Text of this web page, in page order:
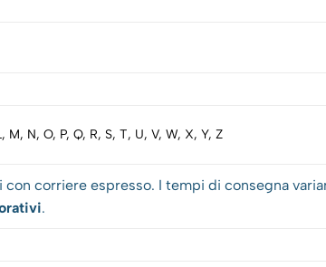
M, N, O, P, Q, R, S, T, U, V, W, X, Y, Z
corriere espresso. I tempi di consegna
.